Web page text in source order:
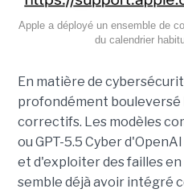
Apple a déployé un ensemble de
du calendrier
En matière de
profondément bouleversé
correctifs. Les modèles
ou GPT-5.5 Cyber
et d'exploiter des failles
semble déjà avoir intégré